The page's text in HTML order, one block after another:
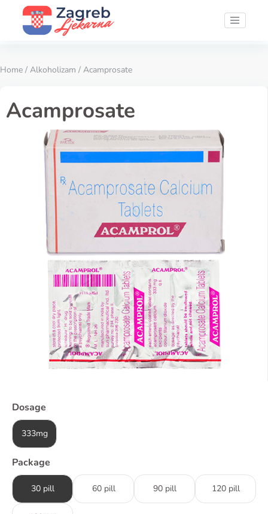
Home / Alkoholizam / Acamprosate
Acamprosate
Dosage
333mg
Package
30 pill 60 pill 90 pill 120 pill